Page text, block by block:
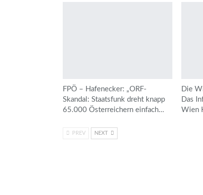
FPÖ – Hafenecker: „ORF-
Skandal: Staatsfunk dreht knapp
65.000 Österreichern einfach…
Die
Das
Wien
PREV NEXT